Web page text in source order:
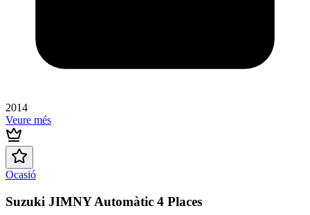
2014
Veure més
Ocasió
Suzuki JIMNY Automàtic 4 Places